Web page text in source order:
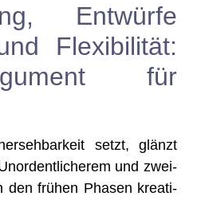
Entwürfe
Flexibilität:
für
setzt, glänzt
und zwei­
den frü­hen Pha­sen krea­ti­